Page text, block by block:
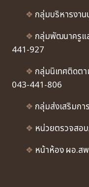
❖ กลุ่มบริหารงา
❖ กลุ่มพัฒนาครูแ
441-927
❖ กลุ่มนิเทศติดต
043-441-806
❖ กลุ่มส่งเสริมก
❖ หน่วยตรวจสอ
❖ หน้าห้อง ผอ.ส